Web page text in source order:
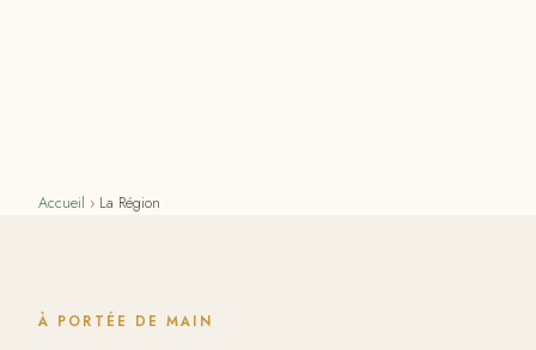
Accueil › La Région
À PORTÉE DE MAIN